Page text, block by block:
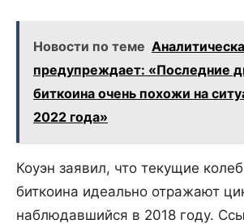
Новости по теме
предупреждает: «Последние
биткоина очень похожи на
2022 года»
Коуэн заявил, что текущие
биткоина идеально отражают
наблюдавшийся в 2018 году.